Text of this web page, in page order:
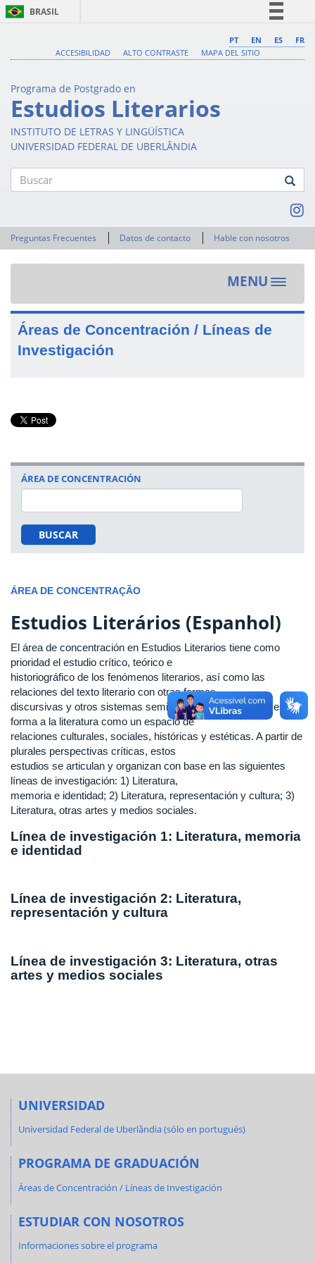
BRASIL
Comunica BR
Acesso à informação
Legislação
PT EN ES
FR
ACCESIBILIDAD
ALTO CONTRASTE MAPA DEL SITIO
Programa de Postgrado en
Estudios Literarios
INSTITUTO DE LETRAS Y LINGÜÍSTICA
UNIVERSIDAD FEDERAL DE UBERLÂNDIA
Preguntas Frecuentes Datos de contacto Hable con nosotros
MENU
Toggle
Áreas de Concentración / Líneas de
Investigación
ÁREA DE CONCENTRACIÓN
BUSCAR
ÁREA DE CONCENTRAÇÃO
Estudios Literários (Espanhol)
El área de concentración en Estudios Literarios tiene como
prioridad el estudio crítico, teórico e
historiográfico de los fenómenos literarios, así como las
relaciones del texto literario con otras formas
discursivas y otros sistemas semióticos, entendiendo de esta
forma a la literatura como un espacio de
relaciones culturales, sociales, históricas y estéticas. A partir de
plurales perspectivas críticas, estos
estudios se articulan y organizan con base en las siguientes
líneas de investigación: 1) Literatura,
memoria e identidad; 2) Literatura, representación y cultura; 3)
Literatura, otras artes y medios sociales.
Línea de investigación 1: Literatura, memoria
e identidad
Línea de investigación 2: Literatura,
representación y cultura
Línea de investigación 3: Literatura, otras
artes y medios sociales
UNIVERSIDAD
Universidad Federal de Uberlândia (sólo en portugués)
PROGRAMA DE GRADUACIÓN
Áreas de Concentración / Líneas de Investigación
ESTUDIAR CON NOSOTROS
Informaciones sobre el programa